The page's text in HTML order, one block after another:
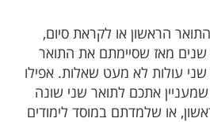
הראשון או לקראת סיום,
מאז שסיימתם את התואר
עולות לא מעט שאלות. אפילו
אתכם לתואר שני שונה
או שלמדתם במוסד לימודים